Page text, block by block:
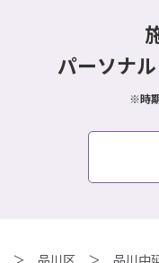
パーソナ
※時
品川区 品川中